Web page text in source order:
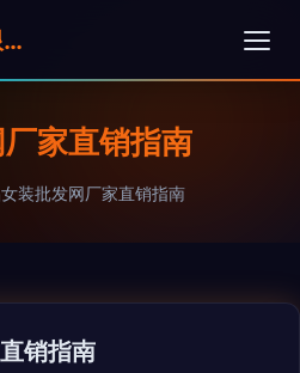
北京辣星朵商贸有限公司
家直销指南
装批发网厂家直销指南
销指南